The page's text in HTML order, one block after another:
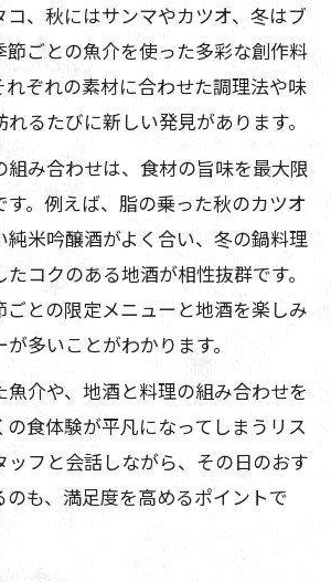
コ、秋にはサンマやカツオ、冬はブ
節ごとの魚介を使った多彩な創作料
ぞれの素材に合わせた調理法や味
るたびに新しい発見があります。
み合わせは、食材の旨味を最大限
す。例えば、脂の乗った秋のカツオ
純米吟醸酒がよく合い、冬の鍋料理
コクのある地酒が相性抜群です。
ごとの限定メニューと地酒を楽しみ
多いことがわかります。
魚介や、地酒と料理の組み合わせを
食体験が平凡になってしまうリス
ッフと会話しながら、その日のおす
のも、満足度を高めるポイントで